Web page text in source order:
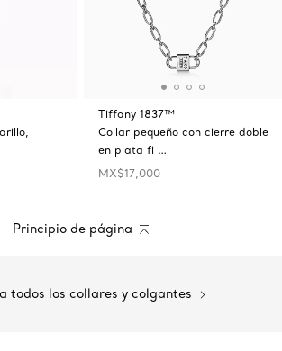
Tiffany 1837™
Collar pequeño con cierre doble
en plata fi …
MX$17,000
Principio de página
todos los collares y colgantes